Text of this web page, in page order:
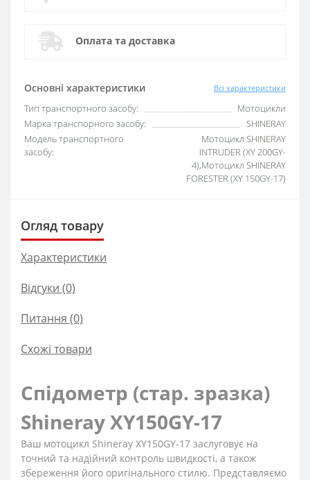
Основні характеристики Всі характеристики
Тип транспортного засобу:
Мотоцикли
Марка транспорного засобу:
SHINERAY
Модель транспортного
засобу:
Мотоцикл SHINERAY
INTRUDER (XY 200GY-
4),Мотоцикл SHINERAY
FORESTER (XY 150GY-17)
Оплата та доставка
Огляд товару
Характеристики
Відгуки (0)
Питання (0)
Схожі товари
Спідометр (стар. зразка)
Shineray XY150GY-17
Ваш мотоцикл Shineray XY150GY-17 заслуговує на
точний та надійний контроль швидкості, а також
збереження його оригінального стилю. Представляємо